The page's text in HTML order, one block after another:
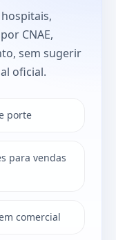
CNAE,
sem sugerir
oficial.
porte
para vendas
comercial